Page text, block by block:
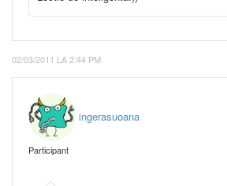
02/03/2011 LA 2:44 PM
ingerasuoana
Participant